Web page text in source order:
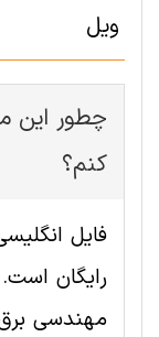
ویل
چطور این
کنم؟
رایگان
مهندسی